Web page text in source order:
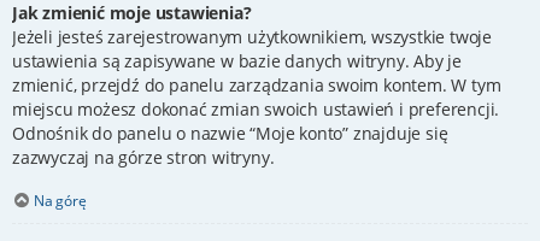
Jak zmienić moje ustawienia?
Jeżeli jesteś zarejestrowanym użytkownikiem, wszystkie twoje
ustawienia są zapisywane w bazie danych witryny. Aby je
zmienić, przejdź do panelu zarządzania swoim kontem. W tym
miejscu możesz dokonać zmian swoich ustawień i preferencji.
Odnośnik do panelu o nazwie “Moje konto” znajduje się
zazwyczaj na górze stron witryny.
Na górę